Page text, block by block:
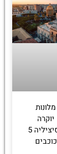
מלונות
יוקרה
בסיציליה 5
כוכבים